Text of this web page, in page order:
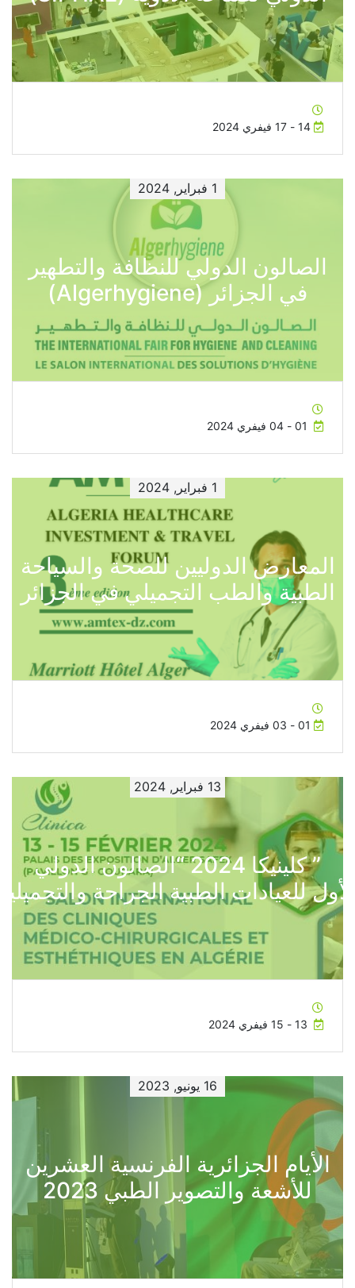
14 - 17 فيفري 2024
1 فبراير, 2024
الصالون الدولي للنظافة والتطهير
في الجزائر (Algerhygiene)
1 فبراير, 2024
المعارض الدوليين للصحة والسياحة
الطبية والطب التجميلي في الجزائر
01 - 03 فيفري 2024
13 فبراير, 2024
” كلينيكا 2024 “الصالون الدولي
للعيادات الطبية الجراحة
16 يونيو, 2023
الأيام الجزائرية الفرنسية العشرين
للأشعة والتصوير الطبي 2023